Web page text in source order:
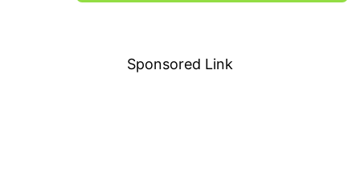
Sponsored Link